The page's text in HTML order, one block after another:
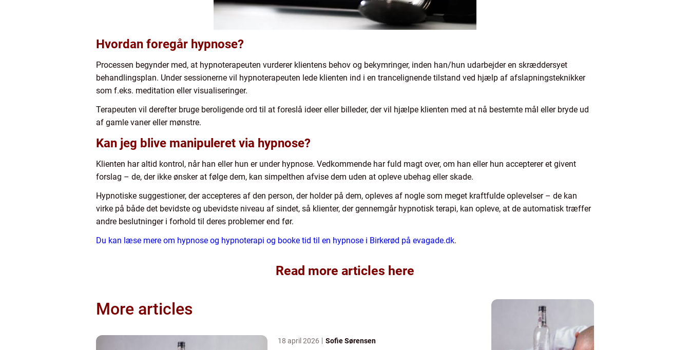
Hvordan foregår hypnose?
Processen begynder med, at hypnoterapeuten vurderer klientens behov og bekymringer, inden han/hun udarbejder en skræddersyet
behandlingsplan. Under sessionerne vil hypnoterapeuten lede klienten ind i en trancelignende tilstand ved hjælp af afslapningsteknikker
som f.eks. meditation eller visualiseringer.
Terapeuten vil derefter bruge beroligende ord til at foreslå ideer eller billeder, der vil hjælpe klienten med at nå bestemte mål eller bryde ud
af gamle vaner eller mønstre.
Kan jeg blive manipuleret via hypnose?
Klienten har altid kontrol, når han eller hun er under hypnose. Vedkommende har fuld magt over, om han eller hun accepterer et givent
forslag – de, der ikke ønsker at følge dem, kan simpelthen afvise dem uden at opleve ubehag eller skade.
Hypnotiske suggestioner, der accepteres af den person, der holder på dem, opleves af nogle som meget kraftfulde oplevelser – de kan
virke på både det bevidste og ubevidste niveau af sindet, så klienter, der gennemgår hypnotisk terapi, kan opleve, at de automatisk træffer
andre beslutninger i forhold til deres problemer end før.
Du kan læse mere om hypnose og hypnoterapi og booke tid til en hypnose i Birkerød på evagade.dk.
Read more articles here
More articles
18 april 2026 Sofie Sørensen